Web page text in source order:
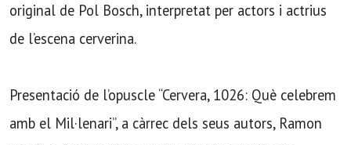
original de Pol Bosch, interpretat per actors i actrius
de l’escena cerverina.
Presentació de l’opuscle “Cervera, 1026: Què celebrem
amb el Mil·lenari”, a càrrec dels seus autors, Ramon